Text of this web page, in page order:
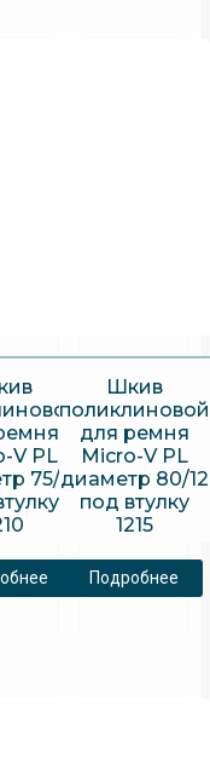
V PL
75/8
Шкив
поликлиновой
для ремня
Micro-V PL
диаметр 80/12
под втулку
1215
Подробнее